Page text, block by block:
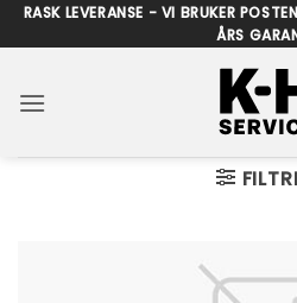
Skip
to
RASK LEVERANSE - VI BRUKER
ÅRS